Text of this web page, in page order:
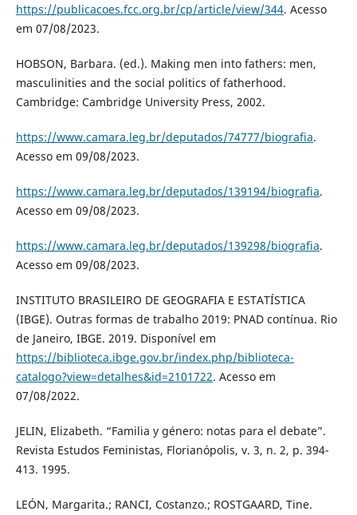
https://publicacoes.fcc.org.br/cp/article/view/344. Acesso
em 07/08/2023.
HOBSON, Barbara. (ed.). Making men into fathers: men,
masculinities and the social politics of fatherhood.
Cambridge: Cambridge University Press, 2002.
https://www.camara.leg.br/deputados/74777/biografia.
Acesso em 09/08/2023.
https://www.camara.leg.br/deputados/139194/biografia.
Acesso em 09/08/2023.
https://www.camara.leg.br/deputados/139298/biografia.
Acesso em 09/08/2023.
INSTITUTO BRASILEIRO DE GEOGRAFIA E ESTATÍSTICA
(IBGE). Outras formas de trabalho 2019: PNAD contínua. Rio
de Janeiro, IBGE. 2019. Disponível em
https://biblioteca.ibge.gov.br/index.php/biblioteca-
catalogo?view=detalhes&id=2101722. Acesso em
07/08/2022.
JELIN, Elizabeth. “Familia y género: notas para el debate”.
Revista Estudos Feministas, Florianópolis, v. 3, n. 2, p. 394-
413. 1995.
LEÓN, Margarita.; RANCI, Costanzo.; ROSTGAARD, Tine.